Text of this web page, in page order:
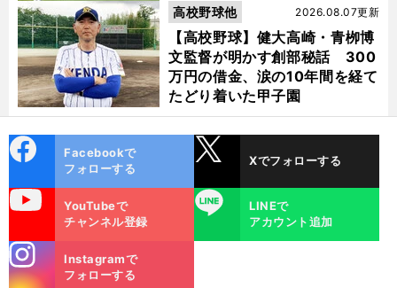
【高校野球】健大高崎・青栁博
文監督が明かす創部秘話 300
万円の借金、涙の10年間を経て
たどり着いた甲子園
2026.08.07更新
高校野球他
ok
Facebookで
フォローする
Xでフォローする
YouTubeで
チャンネル登録
LINE
LINEで
アカウント追加
m
Instagramで
フォローする